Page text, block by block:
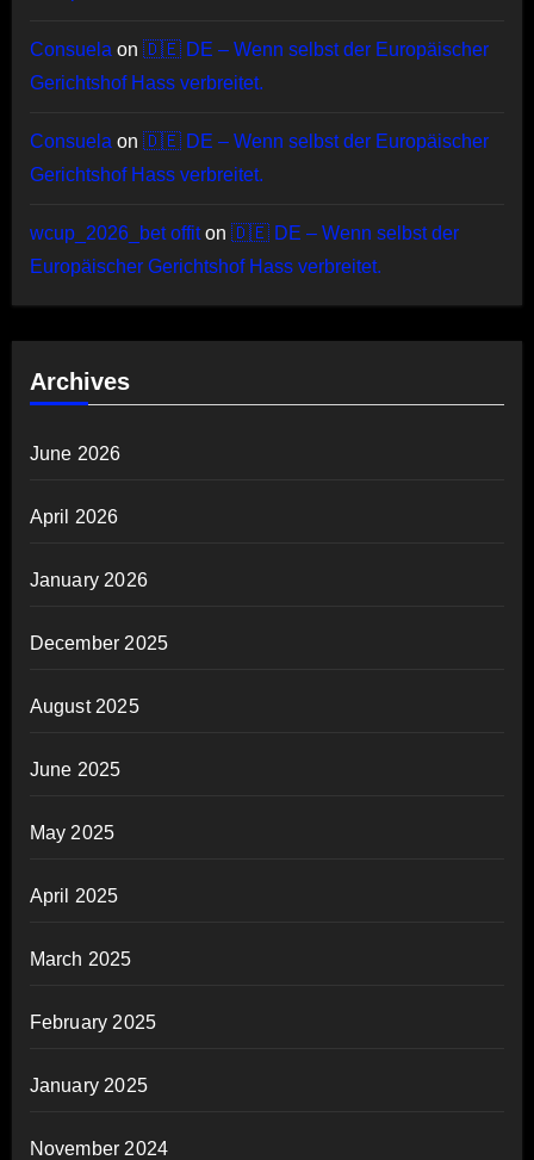
Consuela on 🇩🇪 DE – Wenn selbst der Europäischer
Gerichtshof Hass verbreitet.
Consuela on 🇩🇪 DE – Wenn selbst der Europäischer
Gerichtshof Hass verbreitet.
wcup_2026_bet offiton 🇩🇪 DE – Wenn selbst der
Europäischer Gerichtshof Hass verbreitet.
Archives
June 2026
April 2026
January 2026
December 2025
August 2025
June 2025
May 2025
April 2025
March 2025
February 2025
January 2025
November 2024